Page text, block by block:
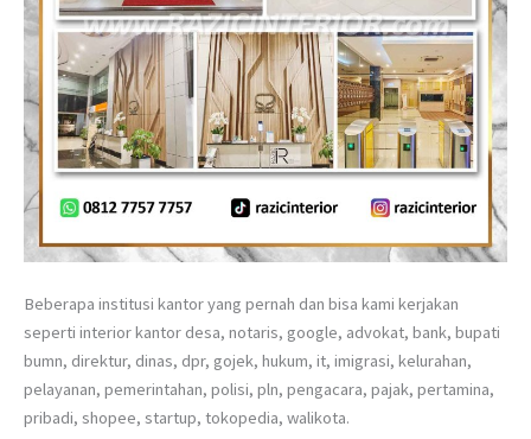
Beberapa institusi kantor yang pernah dan bisa kami kerjakan
seperti interior kantor desa, notaris, google, advokat, bank, bupati
bumn, direktur, dinas, dpr, gojek, hukum, it, imigrasi, kelurahan,
pelayanan, pemerintahan, polisi, pln, pengacara, pajak, pertamina,
pribadi, shopee, startup, tokopedia, walikota.